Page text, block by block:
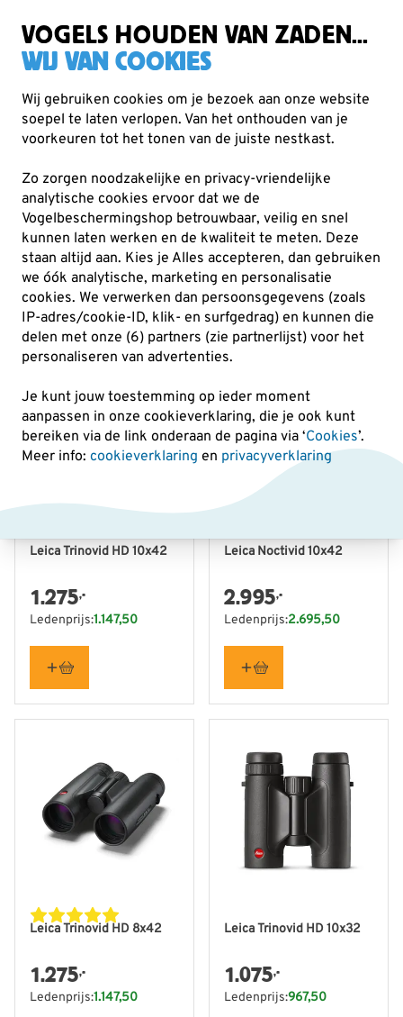
VOGELS HOUDEN VAN ZADEN...
WIJ VAN COOKIES
Wij gebruiken cookies om je bezoek aan onze website
soepel te laten verlopen. Van het onthouden van je
voorkeuren tot het tonen van de juiste nestkast.
Zo zorgen noodzakelijke en privacy-vriendelijke
analytische cookies ervoor dat we de
Vogelbeschermingshop betrouwbaar, veilig en snel
kunnen laten werken en de kwaliteit te meten. Deze
staan altijd aan. Kies je Alles accepteren, dan gebruiken
we óók analytische, marketing en personalisatie
cookies. We verwerken dan persoonsgegevens (zoals
IP-adres/cookie-ID, klik- en surfgedrag) en kunnen die
delen met onze (6) partners (zie partnerlijst) voor het
personaliseren van advertenties.
Je kunt jouw toestemming op ieder moment
aanpassen in onze cookieverklaring, die je ook kunt
bereiken via de link onderaan de pagina via ‘Cookies’.
Meer info: cookieverklaring en privacyverklaring
Verrekijkers
Leica verrekijkers staan al ruim 100 jaar bekend om hun
uitzonderlijke optische kwaliteit en duurzaamheid. Met
deze premium verrekijkers haal je haars Lees meer
6producten
Leica Trinovid HD 10x42
1.275,-
Ledenprijs:1.147,50
Leica Noctivid 10x42
2.995,-
Ledenprijs:2.695,50
Leica Trinovid HD 8x42
1.275,-
Ledenprijs:1.147,50
Leica Trinovid HD 10x32
1.075,-
Ledenprijs:967,50